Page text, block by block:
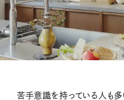
苦手意識を持っている人も多